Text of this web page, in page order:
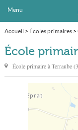
Menu
Accueil > Écoles primaires>
École
École primaire àTerraube(